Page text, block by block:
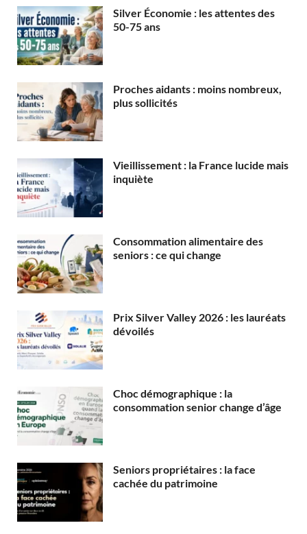
Silver Économie : les attentes des
50-75 ans
Proches aidants : moins nombreux,
plus sollicités
Vieillissement : la France lucide mais
inquiète
Consommation alimentaire des
seniors : ce qui change
Prix Silver Valley 2026 : les lauréats
dévoilés
Choc démographique : la
consommation senior change d’âge
Seniors propriétaires : la face
cachée du patrimoine